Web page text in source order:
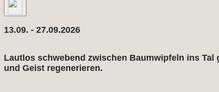
13.09. - 27.09.2026
Lautlos schwebend zwischen Baumwipfeln ins
und Geist regenerieren.